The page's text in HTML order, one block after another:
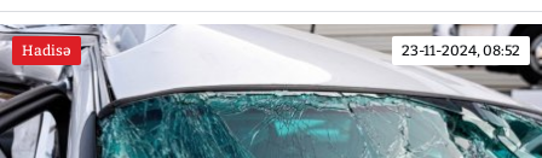
Hadisə 23-11-2024, 08:52